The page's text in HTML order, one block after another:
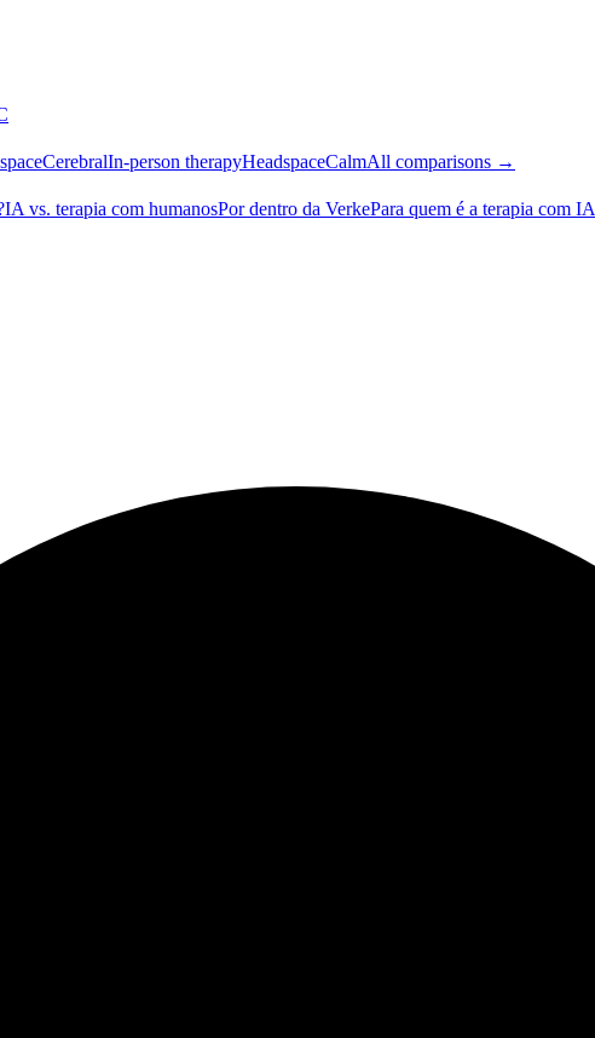
CerebralIn-person therapyHeadspaceCalmAll comparisons →
IA vs. terapia com humanosPor dentro da VerkePara quem é a terapia com IA